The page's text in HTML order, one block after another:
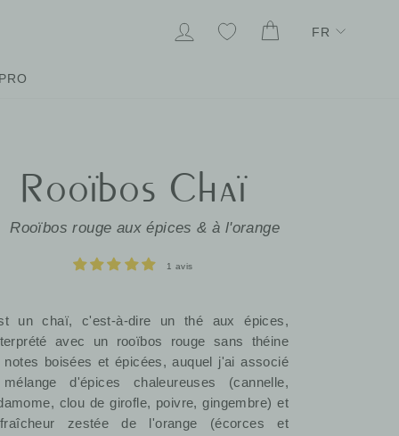
SE CONNECTER
MES FAVORIS
PANIER
FR
PRO
Rooïbos Chaï
Rooïbos rouge aux épices & à l'orange
1 avis
un chaï, c'est-à-dire un thé aux épices,
avec un rooïbos rouge sans théine
notes boisées et épicées, auquel j'ai associé
d'épices chaleureuses (cannelle,
clou de girofle, poivre, gingembre) et
zestée de l'orange (écorces et